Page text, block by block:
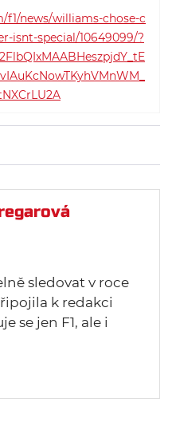
news/williams-chose-c
isnt-special/10649099/?
sledovat v roce
k redakci
se jen F1, ale i